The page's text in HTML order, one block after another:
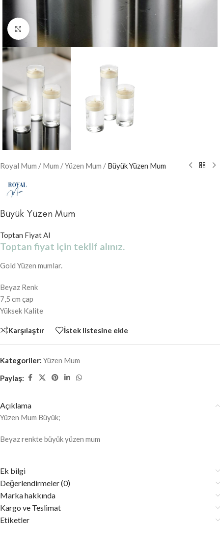
Büyütmek için tıklayın
Royal Mum / Mum /Yüzen Mum / Büyük Yüzen Mum
Büyük Yüzen Mum
Toptan Fiyat Al
Toptan fiyat için teklif alınız.
Gold Yüzen mumlar.
Beyaz Renk
7,5 cm çap
Yüksek Kalite
Karşılaştır İstek listesine ekle
Kategoriler: Yüzen Mum
Paylaş:
Açıklama
Yüzen Mum Büyük;
Beyaz renkte büyük yüzen mum
Ek bilgi
Değerlendirmeler (0)
Marka hakkında
Kargo ve Teslimat
Etiketler